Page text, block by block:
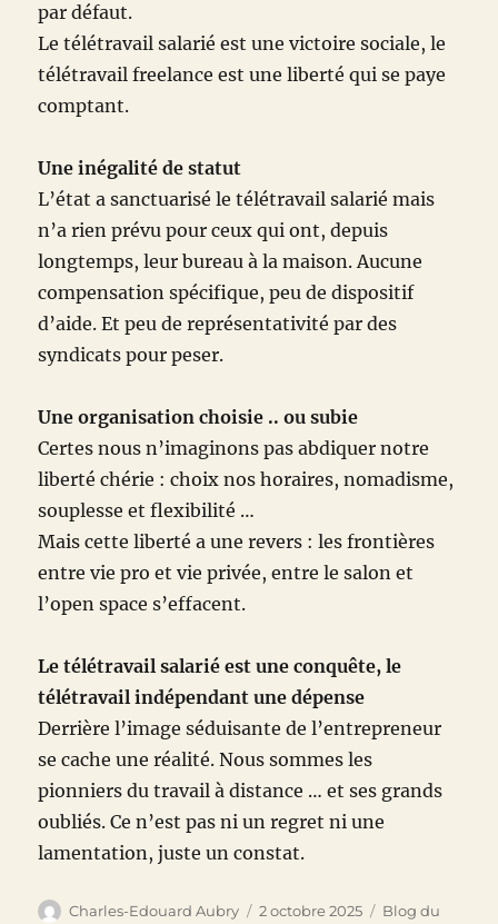
par défaut.
Le télétravail salarié est une victoire sociale, le
télétravail freelance est une liberté qui se paye
comptant.
Une inégalité de statut
L’état a sanctuarisé le télétravail salarié mais
n’a rien prévu pour ceux qui ont, depuis
longtemps, leur bureau à la maison. Aucune
compensation spécifique, peu de dispositif
d’aide. Et peu de représentativité par des
syndicats pour peser.
Une organisation choisie .. ou subie
Certes nous n’imaginons pas abdiquer notre
liberté chérie : choix nos horaires, nomadisme,
souplesse et flexibilité …
Mais cette liberté a une revers : les frontières
entre vie pro et vie privée, entre le salon et
l’open space s’effacent.
Le télétravail salarié est une conquête, le
télétravail indépendant une dépense
Derrière l’image séduisante de l’entrepreneur
se cache une réalité. Nous sommes les
pionniers du travail à distance … et ses grands
oubliés. Ce n’est pas ni un regret ni une
lamentation, juste un constat.
Auteur
Charles-Edouard Aubry Publié
2 octobre 2025 Catégories
Blog du